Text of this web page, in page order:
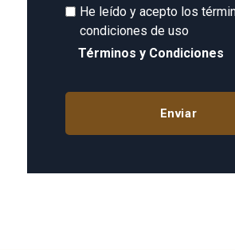
He leído y acepto los
condiciones de uso
Términos y Condiciones